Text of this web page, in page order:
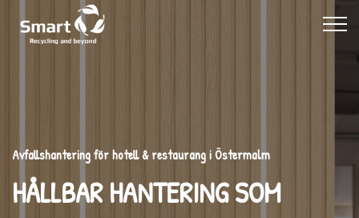
Avfallshantering för hotell & restaurang i Östermalm
HÅLLBAR HANTERING SOM